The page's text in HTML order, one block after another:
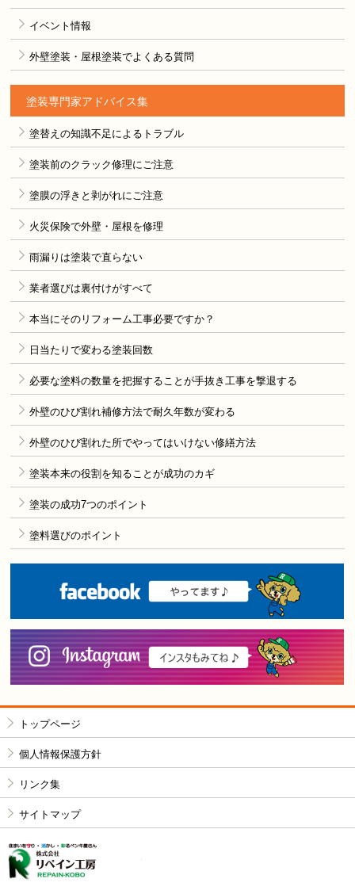
イベント情報
外壁塗装・屋根塗装でよくある質問
塗装専門家アドバイス集
塗替えの知識不足によるトラブル
塗装前のクラック修理にご注意
塗膜の浮きと剥がれにご注意
火災保険で外壁・屋根を修理
雨漏りは塗装で直らない
業者選びは裏付けがすべて
本当にそのリフォーム工事必要ですか？
日当たりで変わる塗装回数
必要な塗料の数量を把握することが手抜き工事を撃退する
外壁のひび割れ補修方法で耐久年数が変わる
外壁のひび割れた所でやってはいけない修繕方法
塗装本来の役割を知ることが成功のカギ
塗装の成功7つのポイント
塗料選びのポイント
トップページ
個人情報保護方針
リンク集
サイトマップ
株式会社リペイン工房